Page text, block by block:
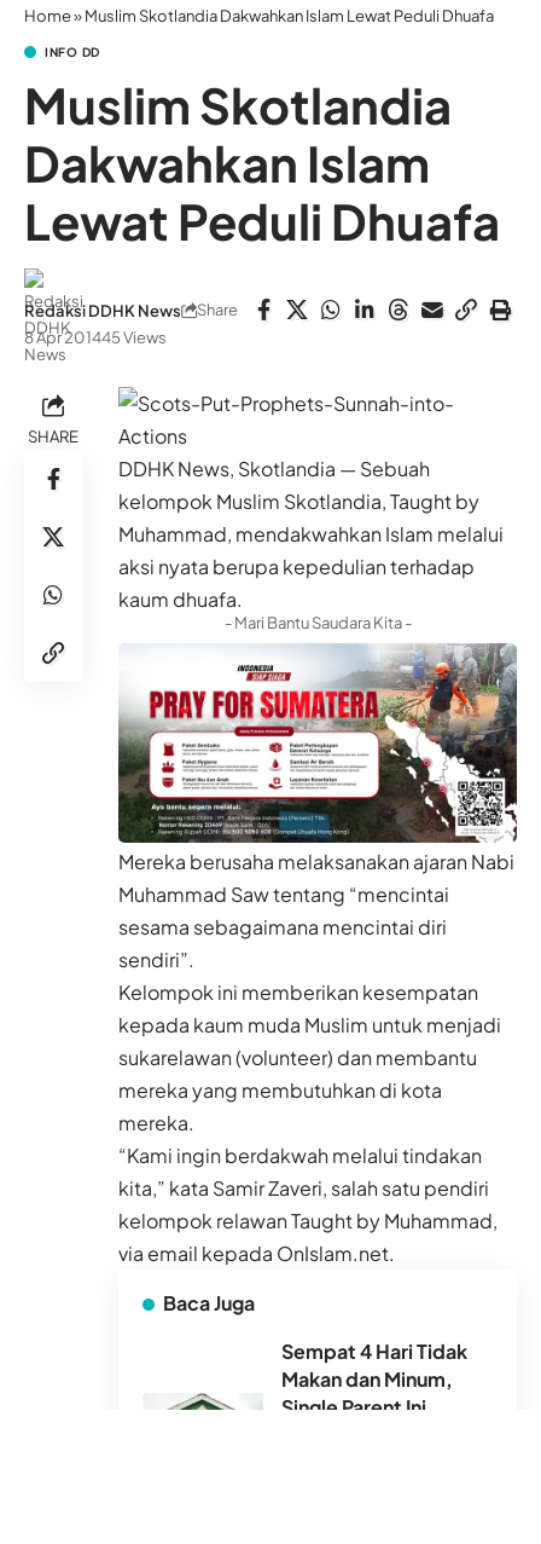
Home»Muslim Skotlandia Dakwahkan Islam Lewat Peduli Dhuafa
INFO DD
Muslim Skotlandia
Dakwahkan Islam
Lewat Peduli Dhuafa
Redaksi DDHK News
8 Apr 201445 Views
Share
SHARE
DDHK News, Skotlandia — Sebuah
kelompok Muslim Skotlandia, Taught by
Muhammad, mendakwahkan Islam melalui
aksi nyata berupa kepedulian terhadap
kaum dhuafa.
- Mari Bantu Saudara Kita -
Mereka berusaha melaksanakan ajaran Nabi
Muhammad Saw tentang “mencintai
sesama sebagaimana mencintai diri
sendiri”.
Kelompok ini memberikan kesempatan
kepada kaum muda Muslim untuk menjadi
sukarelawan (volunteer) dan membantu
mereka yang membutuhkan di kota
mereka.
“Kami ingin berdakwah melalui tindakan
kita,” kata Samir Zaveri, salah satu pendiri
kelompok relawan Taught by Muhammad,
via email kepada OnIslam.net.
Baca Juga
Sempat 4 Hari Tidak
Makan dan Minum,
Single Parent Ini